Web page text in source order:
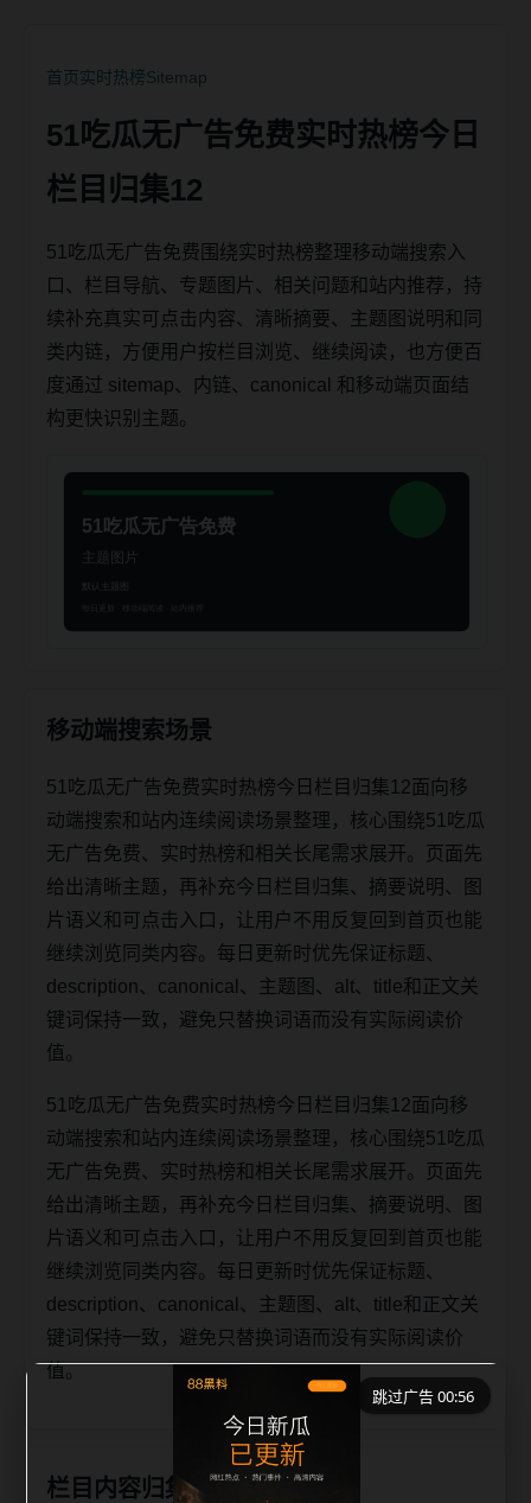
首页实时热榜Sitemap
51吃瓜无广告免费实时热榜今日
栏目归集12
51吃瓜无广告免费围绕实时热榜整理移动端搜索入
口、栏目导航、专题图片、相关问题和站内推荐，持
续补充真实可点击内容、清晰摘要、主题图说明和同
类内链，方便用户按栏目浏览、继续阅读，也方便百
度通过 sitemap、内链、canonical 和移动端页面结
构更快识别主题。
移动端搜索场景
51吃瓜无广告免费实时热榜今日栏目归集12面向移
动端搜索和站内连续阅读场景整理，核心围绕51吃瓜
无广告免费、实时热榜和相关长尾需求展开。页面先
给出清晰主题，再补充今日栏目归集、摘要说明、图
片语义和可点击入口，让用户不用反复回到首页也能
继续浏览同类内容。每日更新时优先保证标题、
description、canonical、主题图、alt、title和正文关
键词保持一致，避免只替换词语而没有实际阅读价
值。
51吃瓜无广告免费实时热榜今日栏目归集12面向移
动端搜索和站内连续阅读场景整理，核心围绕51吃瓜
无广告免费、实时热榜和相关长尾需求展开。页面先
给出清晰主题，再补充今日栏目归集、摘要说明、图
片语义和可点击入口，让用户不用反复回到首页也能
继续浏览同类内容。每日更新时优先保证标题、
description、canonical、主题图、alt、title和正文关
键词保持一致，避免只替换词语而没有实际阅读价
值。
栏目内容归集
跳过广告 00:56